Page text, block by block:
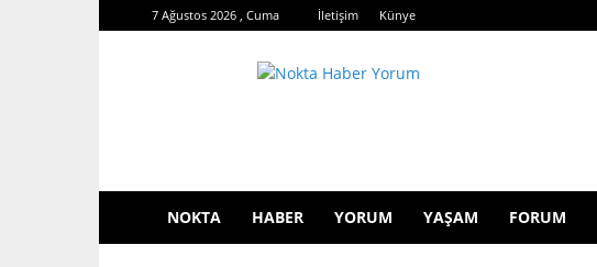
7 Ağustos 2026 , Cuma İletişim Künye
NOKTA HABER YORUM YAŞAM FORUM